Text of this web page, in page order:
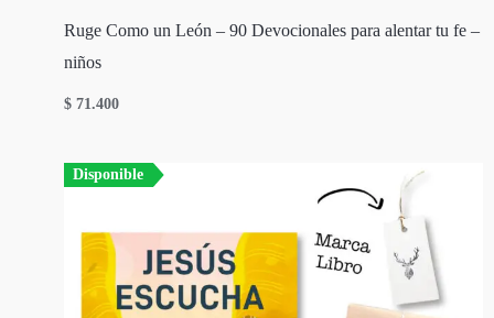
Ruge Como un León – 90 Devocionales para alentar tu fe –
niños
$ 71.400
Disponible